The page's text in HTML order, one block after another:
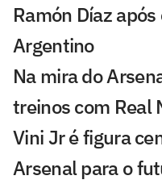
Ramón Díaz
Argentino
Na mira do
treinos com Real
Vini Jr é figura
Arsenal para o